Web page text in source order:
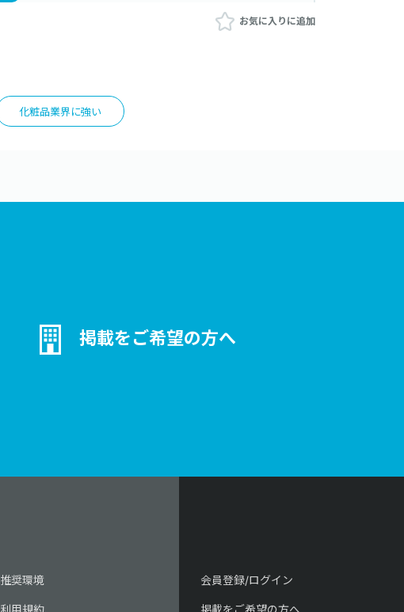
お気に入りに追加
化粧品業界に強い
掲載をご希望の方へ
推奨環境
利用規約
会員登録/ログイン
掲載をご希望の方へ